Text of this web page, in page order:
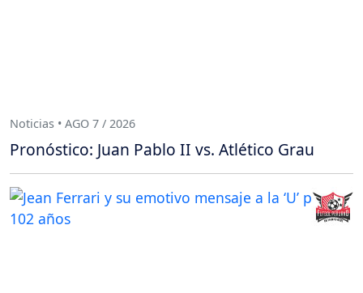
Noticias • AGO 7 / 2026
Pronóstico: Juan Pablo II vs. Atlético Grau